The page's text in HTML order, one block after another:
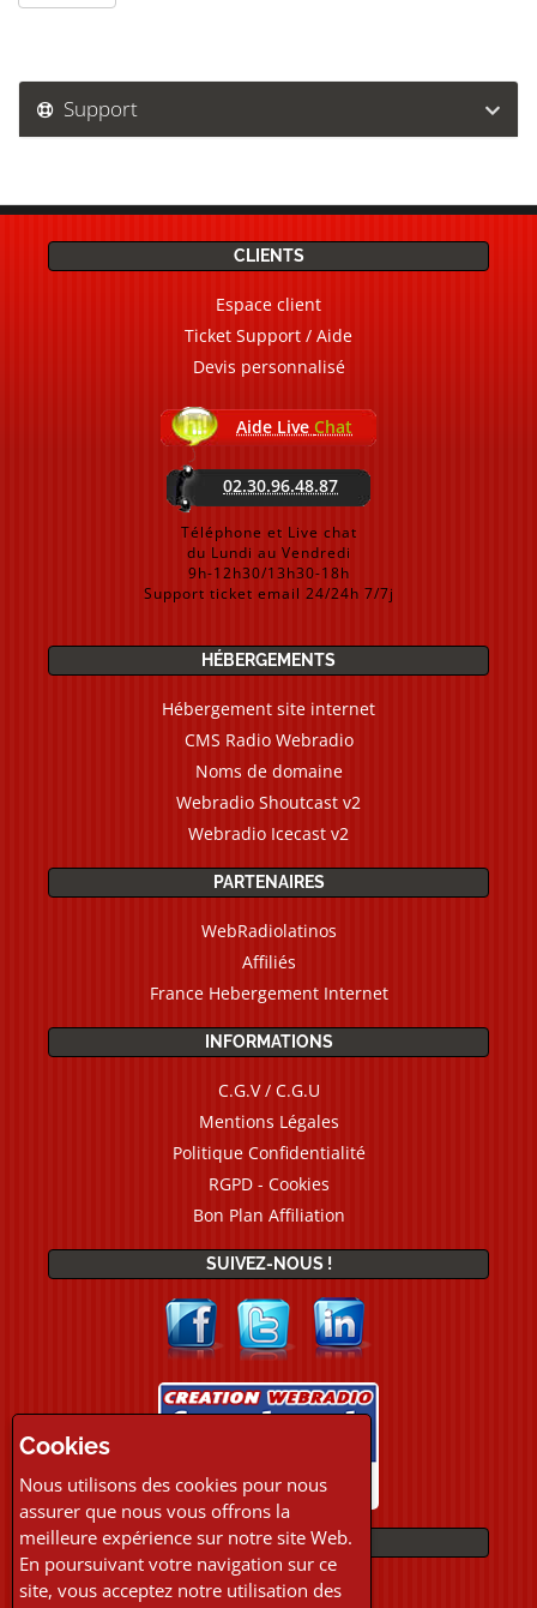
Support
CLIENTS
Espace client
Ticket Support / Aide
Devis personnalisé
Aide Live Chat
02.30.96.48.87
Téléphone et Live chat
du Lundi au Vendredi
9h-12h30/13h30-18h
Support ticket email 24/24h 7/7j
HÉBERGEMENTS
Hébergement site internet
CMS Radio Webradio
Noms de domaine
Webradio Shoutcast v2
Webradio Icecast v2
PARTENAIRES
WebRadiolatinos
Affiliés
France Hebergement Internet
INFORMATIONS
C.G.V / C.G.U
Mentions Légales
Politique Confidentialité
RGPD - Cookies
Bon Plan Affiliation
SUIVEZ-NOUS !
PAIEMENTS
Cookies
Nous utilisons des cookies pour nous
assurer que nous vous offrons la
meilleure expérience sur notre site Web.
En poursuivant votre navigation sur ce
site, vous acceptez notre utilisation des